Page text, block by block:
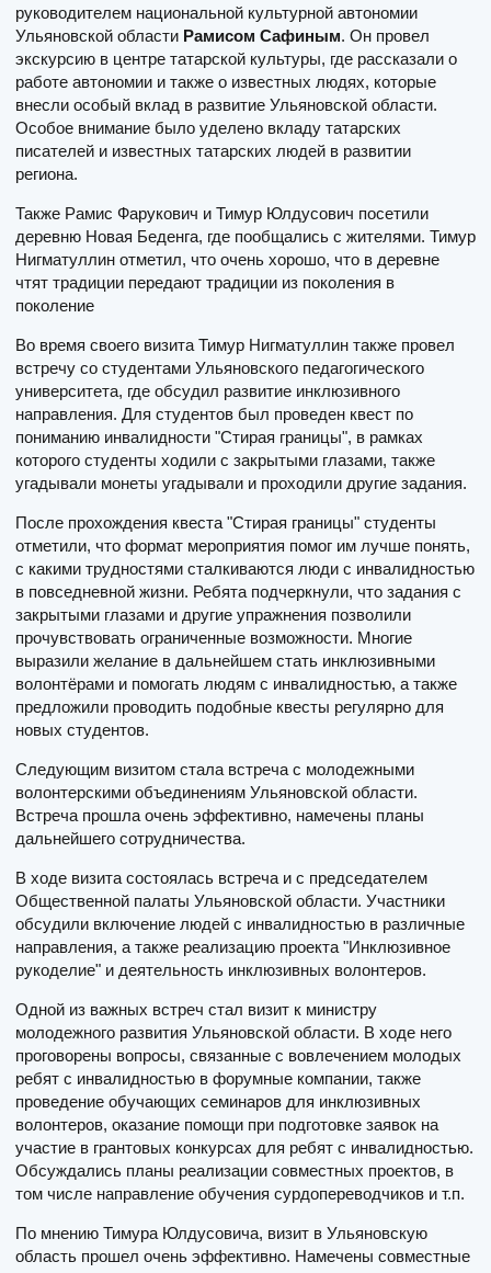
руководителем национальной культурной автономии
Ульяновской области Рамисом Сафиным. Он провел
экскурсию в центре татарской культуры, где рассказали о
работе автономии и также о известных людях, которые
внесли особый вклад в развитие Ульяновской области.
Особое внимание было уделено вкладу татарских
писателей и известных татарских людей в развитии
региона.
Также Рамис Фарукович и Тимур Юлдусович посетили
деревню Новая Беденга, где пообщались с жителями. Тимур
Нигматуллин отметил, что очень хорошо, что в деревне
чтят традиции передают традиции из поколения в
поколение
Во время своего визита Тимур Нигматуллин также провел
встречу со студентами Ульяновского педагогического
университета, где обсудил развитие инклюзивного
направления. Для студентов был проведен квест по
пониманию инвалидности "Стирая границы", в рамках
которого студенты ходили с закрытыми глазами, также
угадывали монеты угадывали и проходили другие задания.
После прохождения квеста "Стирая границы" студенты
отметили, что формат мероприятия помог им лучше понять,
с какими трудностями сталкиваются люди с инвалидностью
в повседневной жизни. Ребята подчеркнули, что задания с
закрытыми глазами и другие упражнения позволили
прочувствовать ограниченные возможности. Многие
выразили желание в дальнейшем стать инклюзивными
волонтёрами и помогать людям с инвалидностью, а также
предложили проводить подобные квесты регулярно для
новых студентов.
Следующим визитом стала встреча с молодежными
волонтерскими объединениям Ульяновской области.
Встреча прошла очень эффективно, намечены планы
дальнейшего сотрудничества.
В ходе визита состоялась встреча и с председателем
Общественной палаты Ульяновской области. Участники
обсудили включение людей с инвалидностью в различные
направления, а также реализацию проекта "Инклюзивное
рукоделие" и деятельность инклюзивных волонтеров.
Одной из важных встреч стал визит к министру
молодежного развития Ульяновской области. В ходе него
проговорены вопросы, связанные с вовлечением молодых
ребят с инвалидностью в форумные компании, также
проведение обучающих семинаров для инклюзивных
волонтеров, оказание помощи при подготовке заявок на
участие в грантовых конкурсах для ребят с инвалидностью.
Обсуждались планы реализации совместных проектов, в
том числе направление обучения сурдопереводчиков и т.п.
По мнению Тимура Юлдусовича, визит в Ульяновскую
область прошел очень эффективно. Намечены совместные